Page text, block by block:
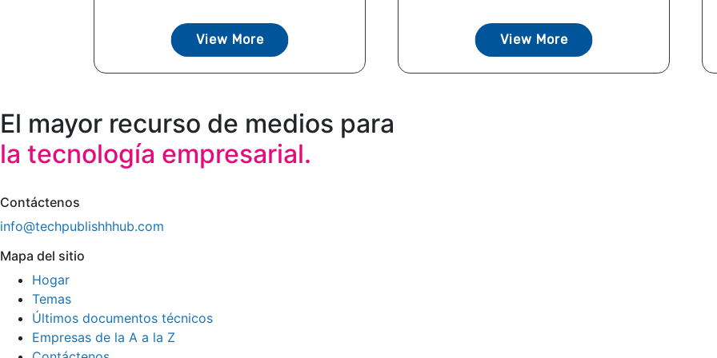
View More View More
El mayor recurso de medios para
la tecnología empresarial.
Contáctenos
info@techpublishhhub.com
Mapa del sitio
Hogar
Temas
Últimos documentos técnicos
Empresas de la A a la Z